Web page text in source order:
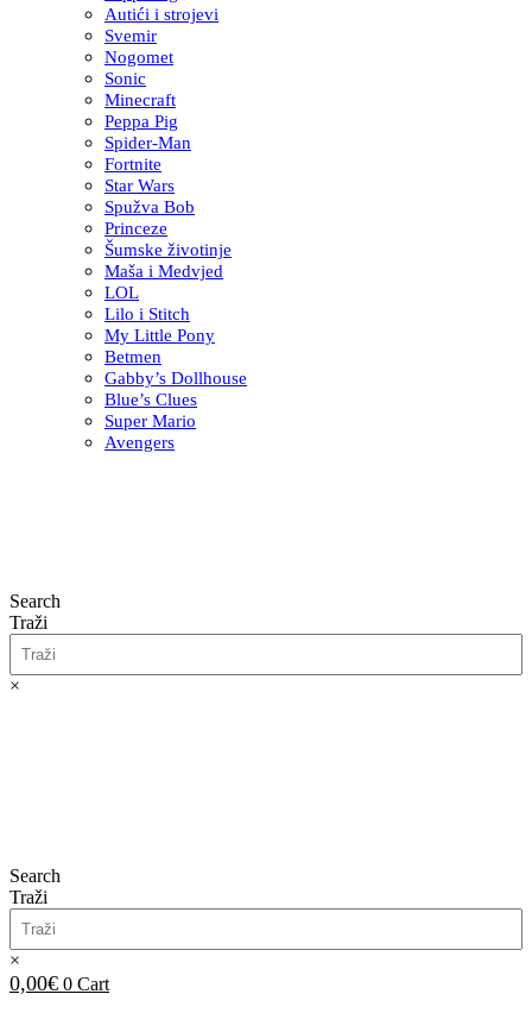
Autići i strojevi
Svemir
Nogomet
Sonic
Minecraft
Peppa Pig
Spider-Man
Fortnite
Star Wars
Spužva Bob
Princeze
Šumske životinje
Maša i Medvjed
LOL
Lilo i Stitch
My Little Pony
Betmen
Gabby’s Dollhouse
Blue’s Clues
Super Mario
Avengers
Search
Traži
×
Search
Traži
×
0,00€ 0 Cart